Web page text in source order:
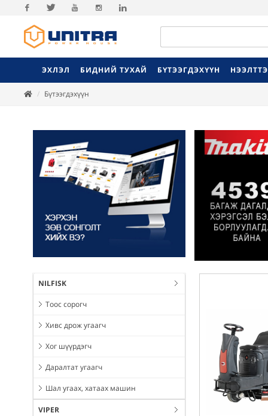
Facebook
ЭХЛЭЛ БИДНИЙ ТУХАЙ БҮТЭЭГДЭХҮҮН
Бүтээгдэхүүн
NILFISK
Тоос сорогч
Хивс дрож угаагч
Хог шүүрдэгч
Даралтат угаагч
Шал угаах, хатаах машин
VIPER